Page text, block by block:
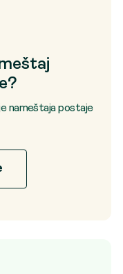
nameštaja postaje